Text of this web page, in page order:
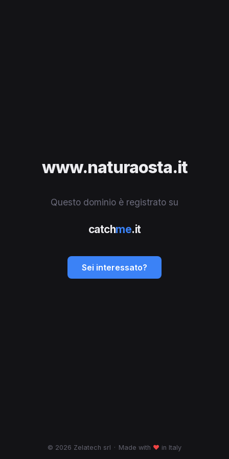
www.naturaosta.it
Questo dominio è registrato su
catchme.it
Sei interessato?
© 2026 Zelatech srl · Made with ♥ in Italy